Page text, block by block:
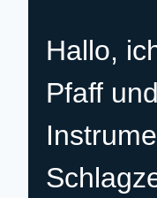
Hallo,
Pfaff